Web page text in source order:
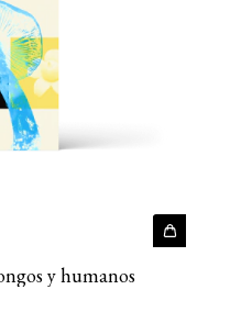
y humanos